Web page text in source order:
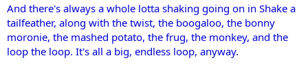
And there's always a whole lotta shaking going on in Shake a
tailfeather, along with the twist, the boogaloo, the bonny
moronie, the mashed potato, the frug, the monkey, and the
loop the loop. It's all a big, endless loop, anyway.